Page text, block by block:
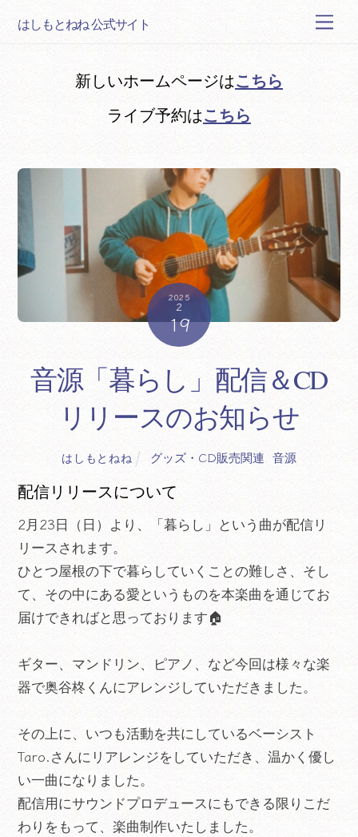
はしもとねね 公式サイト
新しいホームページはこちら
ライブ予約はこちら
2025
2
19
音源「暮らし」配信＆CD
リリースのお知らせ
はしもとねね グッズ・CD販売関連 音源
配信リリースについて
2月23日（日）より、「暮らし」という曲が配信リ
リースされます。
ひとつ屋根の下で暮らしていくことの難しさ、そし
て、その中にある愛というものを本楽曲を通じてお
届けできればと思っております🏠
ギター、マンドリン、ピアノ、など今回は様々な楽
器で奥谷柊くんにアレンジしていただきました。
その上に、いつも活動を共にしているベーシスト
Taro.さんにリアレンジをしていただき、温かく優し
い一曲になりました。
配信用にサウンドプロデュースにもできる限りこだ
わりをもって、楽曲制作いたしました。